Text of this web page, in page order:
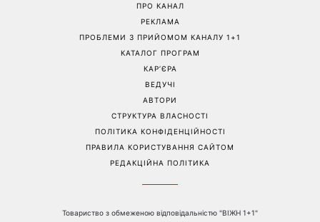
«Все гірше й гірше»: Надя
Дорофєєва розповіла про
«Це був сюрприз»: Соломія
Вітвіцька розповіла, як
дізналася про вагітність та
якою була реакція чоловіка